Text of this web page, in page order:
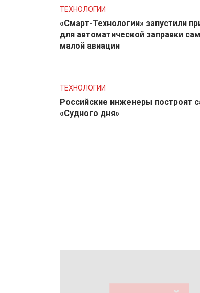
ТЕХНОЛОГИИ
«Смарт-Технологии» запустили
для автоматической заправки
малой авиации
ТЕХНОЛОГИИ
Российские инженеры построят
«Судного дня»